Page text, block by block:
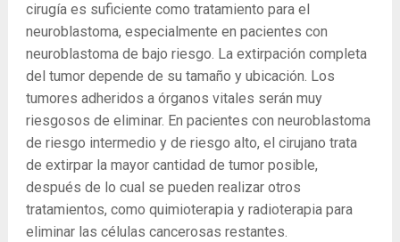
cirugía es suficiente como tratamiento para el
neuroblastoma, especialmente en pacientes con
neuroblastoma de bajo riesgo. La extirpación completa
del tumor depende de su tamaño y ubicación. Los
tumores adheridos a órganos vitales serán muy
riesgosos de eliminar. En pacientes con neuroblastoma
de riesgo intermedio y de riesgo alto, el cirujano trata
de extirpar la mayor cantidad de tumor posible,
después de lo cual se pueden realizar otros
tratamientos, como quimioterapia y radioterapia para
eliminar las células cancerosas restantes.